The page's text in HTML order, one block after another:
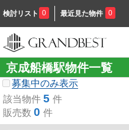
検討リスト 0 最近見た物件 0
京成船橋駅物件一覧
募集中のみ表示
該当物件 5 件
販売数 0 件